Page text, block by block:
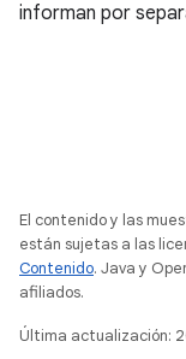
informan por
El contenido y las
están sujetas a las
Contenido. Java y
afiliados.
Última actualización: